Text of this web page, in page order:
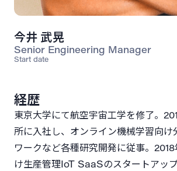
今井 武晃
Senior Engineering Manager
Start date
経歴
東京大学にて航空宇宙工学を修了。
所に入社し、オンライン機械学習向け
ワークなど各種研究開発に従事。
け生産管理IoT SaaSのスタートアッ